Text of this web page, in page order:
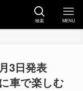
検索 MENU
3日発表
車で楽しむ